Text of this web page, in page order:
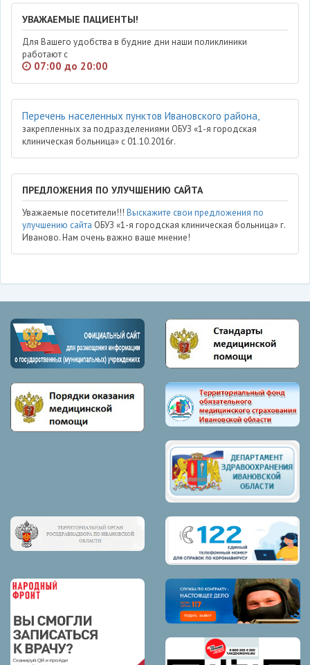
УВАЖАЕМЫЕ ПАЦИЕНТЫ!
Для Вашего удобства в будние дни наши поликлиники
работают с
07:00 до 20:00
Перечень населенных пунктов Ивановского района,
закрепленных за подразделениями ОБУЗ «1-я городская
клиническая больница» с 01.10.2016г.
ПРЕДЛОЖЕНИЯ ПО УЛУЧШЕНИЮ САЙТА
Уважаемые посетители!!! Выскажите свои предложения по
улучшению сайта ОБУЗ «1-я городская клиническая больница» г.
Иваново. Нам очень важно ваше мнение!